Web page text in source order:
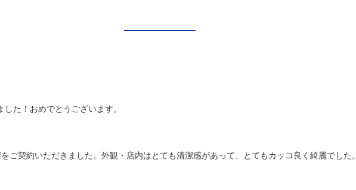
た！おめでとうございます。
ご契約いただきました。外観・店内はとても清潔感があって、とてもカッコ良く綺麗でした。